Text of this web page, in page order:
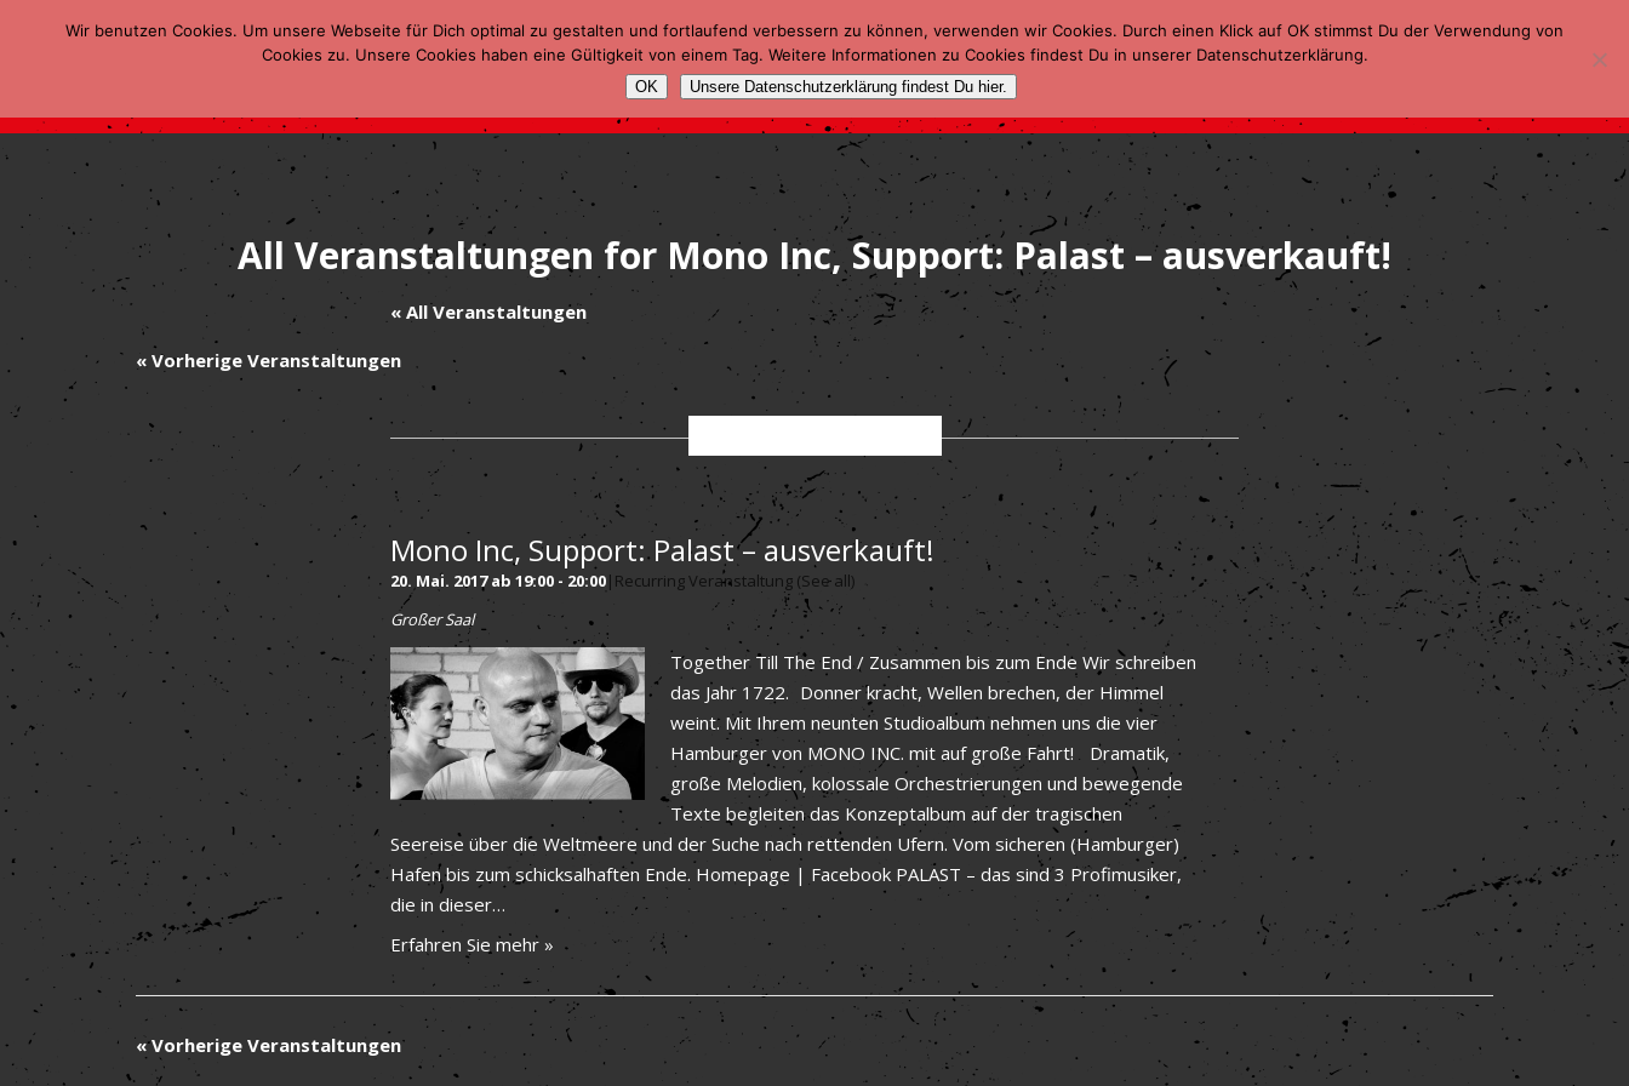
All Veranstaltungen for Mono Inc, Support: Palast – ausverkauft!
« All Veranstaltungen
« Vorherige Veranstaltungen
Mono Inc, Support: Palast – ausverkauft!
20. Mai. 2017 ab 19:00 - 20:00| Recurring Veranstaltung (See all)
Großer Saal
Together Till The End / Zusammen bis zum Ende Wir schreiben
das Jahr 1722. Donner kracht, Wellen brechen, der Himmel
weint. Mit Ihrem neunten Studioalbum nehmen uns die vier
Hamburger von MONO INC. mit auf große Fahrt! Dramatik,
große Melodien, kolossale Orchestrierungen und bewegende
Texte begleiten das Konzeptalbum auf der tragischen
Seereise über die Weltmeere und der Suche nach rettenden Ufern. Vom sicheren (Hamburger)
Hafen bis zum schicksalhaften Ende. Homepage | Facebook PALAST – das sind 3 Profimusiker,
die in dieser…
Erfahren Sie mehr »
«Vorherige Veranstaltungen
Wir benutzen Cookies. Um unsere Webseite für Dich optimal zu gestalten und fortlaufend verbessern zu können, verwenden wir Cookies. Durch einen Klick auf OK stimmst Du der Verwendung von
Cookies zu. Unsere Cookies haben eine Gültigkeit von einem Tag. Weitere Informationen zu Cookies findest Du in unserer Datenschutzerklärung.
OK Unsere Datenschutzerklärung findest Du hier.